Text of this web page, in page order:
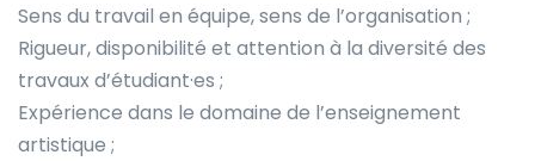
Sens du travail en équipe, sens de l’organisation ;
Rigueur, disponibilité et attention à la diversité des
travaux d’étudiant·es ;
Expérience dans le domaine de l’enseignement
artistique ;